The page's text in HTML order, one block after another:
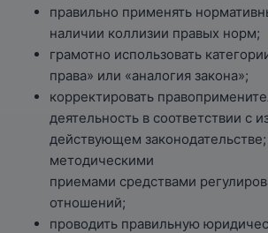
правильно применять
наличии коллизии правых норм;
грамотно использовать
права» или «аналогия закона»;
корректировать
деятельность в соответствии с
действующем законодательстве;
методическими
приемами средствами
отношений;
проводить правильную